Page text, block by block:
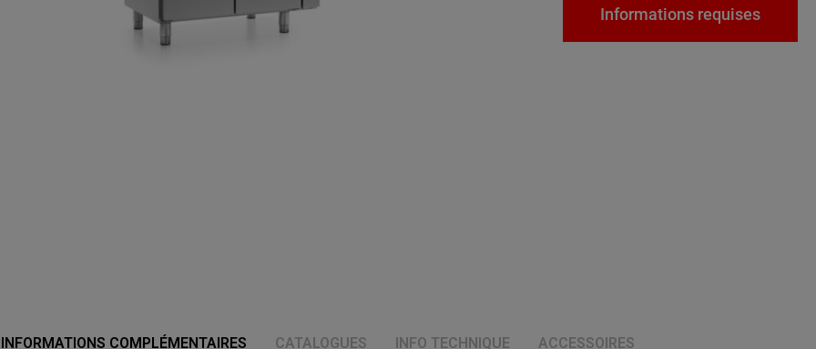
Informations requises
INFORMATIONS COMPLÉMENTAIRES CATALOGUES INFO TECHNIQUE ACCESSOIRES